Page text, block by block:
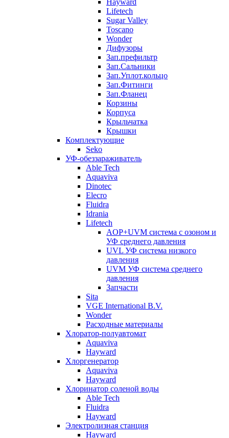
Lifetech
Sugar Valley
Toscano
Wonder
Дифузоры
Зап.префильтр
Зап.Сальники
Зап.Уплот.кольцо
Зап.Фитинги
Зап.Фланец
Корзины
Корпуcа
Крыльчатка
Крышки
Комплектующие
Seko
УФ-обеззараживатель
Able Tech
Aquaviva
Dinotec
Elecro
Fluidra
Idrania
Lifetech
AOP+UVM система с озоном и
УФ среднего давления
UVL УФ система низкого
давления
UVM УФ система среднего
давления
Запчасти
Sita
VGE International B.V.
Wonder
Расходные материалы
Хлоратор-полуавтомат
Aquaviva
Hayward
Хлоргенератор
Aquaviva
Hayward
Хлоринатор соленой воды
Able Tech
Fluidra
Hayward
Электролизная станция
Hayward